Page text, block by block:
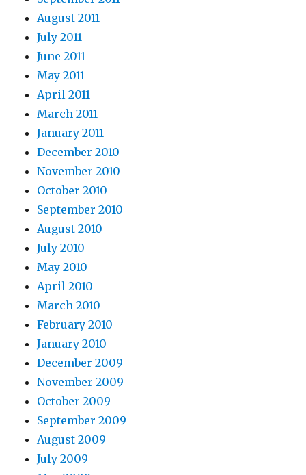
August 2011
July 2011
June 2011
May 2011
April 2011
March 2011
January 2011
December 2010
November 2010
October 2010
September 2010
August 2010
July 2010
May 2010
April 2010
March 2010
February 2010
January 2010
December 2009
November 2009
October 2009
September 2009
August 2009
July 2009